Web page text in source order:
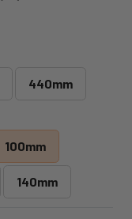
440mm
100mm
140mm